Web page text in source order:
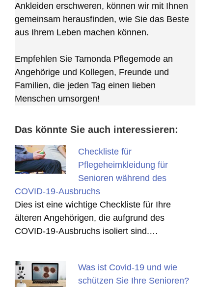
Ankleiden erschweren, können wir mit Ihnen
gemeinsam herausfinden, wie Sie das Beste
aus Ihrem Leben machen können.
Empfehlen Sie Tamonda Pflegemode an
Angehörige und Kollegen, Freunde und
Familien, die jeden Tag einen lieben
Menschen umsorgen!
Das könnte Sie auch interessieren:
Checkliste für
Pflegeheimkleidung für
Senioren während des
COVID-19-Ausbruchs
Dies ist eine wichtige Checkliste für Ihre
älteren Angehörigen, die aufgrund des
COVID-19-Ausbruchs isoliert sind.…
Was ist Covid-19 und wie
schützen Sie Ihre Senioren?